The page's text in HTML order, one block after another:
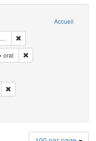
Accueil
Milieu: politique
oral
Nombre